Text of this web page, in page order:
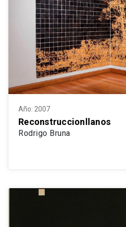
Año: 2007
Reconstruccionllanos
Rodrigo Bruna